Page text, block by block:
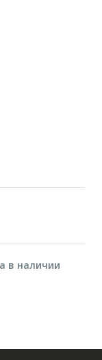
в наличии